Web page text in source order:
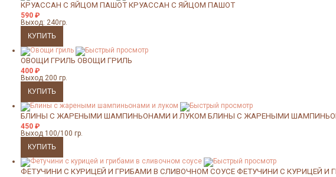
КРУАССАН С ЯЙЦОМ ПАШОТ КРУАССАН С ЯЙЦОМ ПАШОТ
590 ₽
Выход: 240гр.
ОВОЩИ ГРИЛЬ ОВОЩИ ГРИЛЬ
400 ₽
Выход 200 гр.
БЛИНЫ С ЖАРЕНЫМИ ШАМПИНЬОНАМИ И ЛУКОМ БЛИНЫ С ЖАРЕНЫМИ
450 ₽
Выход 100/100 гр.
ФЕТУЧИНИ С КУРИЦЕЙ И ГРИБАМИ В СЛИВОЧНОМ СОУСЕ ФЕТУЧИНИ С КУРИЦЕЙ И